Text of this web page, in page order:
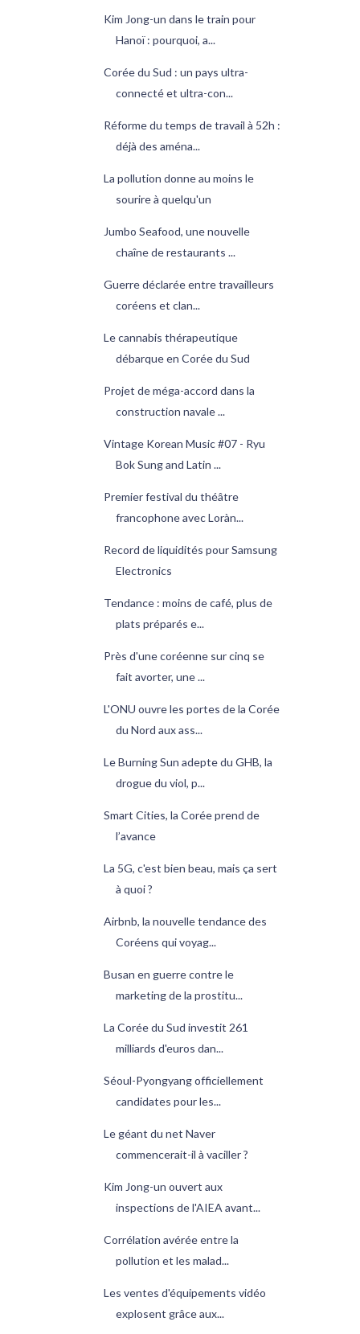
Kim Jong-un dans le train pour
Hanoï : pourquoi, a...
Corée du Sud : un pays ultra-
connecté et ultra-con...
Réforme du temps de travail à 52h :
déjà des aména...
La pollution donne au moins le
sourire à quelqu'un
Jumbo Seafood, une nouvelle
chaîne de restaurants ...
Guerre déclarée entre travailleurs
coréens et clan...
Le cannabis thérapeutique
débarque en Corée du Sud
Projet de méga-accord dans la
construction navale ...
Vintage Korean Music #07 - Ryu
Bok Sung and Latin ...
Premier festival du théâtre
francophone avec Loràn...
Record de liquidités pour Samsung
Electronics
Tendance : moins de café, plus de
plats préparés e...
Près d'une coréenne sur cinq se
fait avorter, une ...
L'ONU ouvre les portes de la Corée
du Nord aux ass...
Le Burning Sun adepte du GHB, la
drogue du viol, p...
Smart Cities, la Corée prend de
l’avance
La 5G, c'est bien beau, mais ça sert
à quoi ?
Airbnb, la nouvelle tendance des
Coréens qui voyag...
Busan en guerre contre le
marketing de la prostitu...
La Corée du Sud investit 261
milliards d'euros dan...
Séoul-Pyongyang officiellement
candidates pour les...
Le géant du net Naver
commencerait-il à vaciller ?
Kim Jong-un ouvert aux
inspections de l'AIEA avant...
Corrélation avérée entre la
pollution et les malad...
Les ventes d'équipements vidéo
explosent grâce aux...